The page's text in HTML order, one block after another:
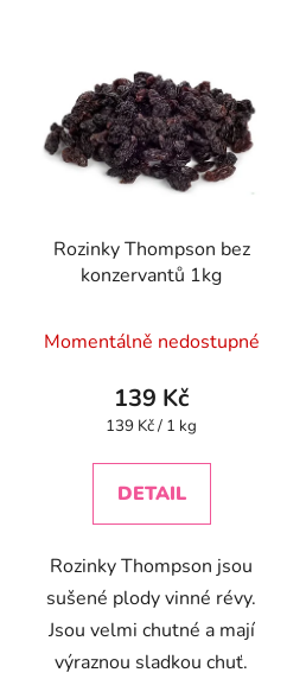
Rozinky Thompson bez
konzervantů 1kg
hodnocení
produktu
je
z
Momentálně nedostupné
139 Kč
Měrná
139 Kč / 1 kg
DETAIL
Rozinky Thompson jsou
sušené plody vinné révy.
Jsou velmi chutné a mají
výraznou sladkou chuť.